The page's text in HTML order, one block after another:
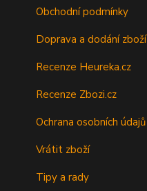
Obchodní podmínky
Doprava a dodání zboží
Recenze Heureka.cz
Recenze Zbozi.cz
Ochrana osobních údajů
Vrátit zboží
Tipy a rady